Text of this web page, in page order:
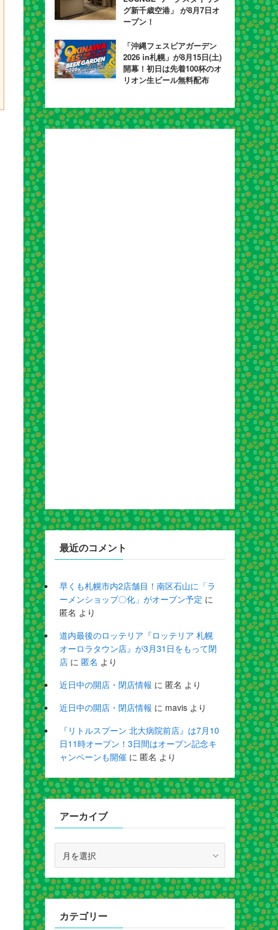
グ新千歳空港」 が8月7日オ
ープン！
「沖縄フェスビアガーデン
2026 in札幌」が8月15日(土)
開幕！初日は先着100杯のオ
リオン生ビール無料配布
最近のコメント
早くも札幌市内2店舗目！南区石山に「ラ
ーメンショップ〇化」がオープン予定 に
匿名 より
道内最後のロッテリア『ロッテリア 札幌
オーロラタウン店』が3月31日をもって閉
店 に 匿名 より
近日中の開店・閉店情報 に 匿名 より
近日中の開店・閉店情報 に mavis より
『リトルスプーン 北大病院前店』は7月10
日11時オープン！3日間はオープン記念キ
ャンペーンも開催 に 匿名 より
アーカイブ
カ
イ
ブ
カテゴリー